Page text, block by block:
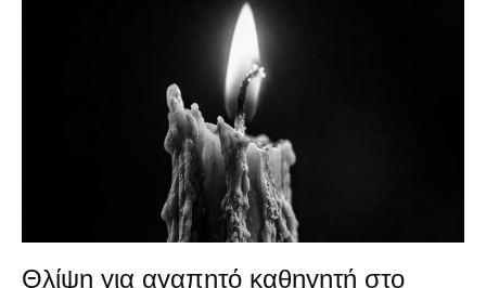
Θλίψη για αγαπητό καθηγητή στο